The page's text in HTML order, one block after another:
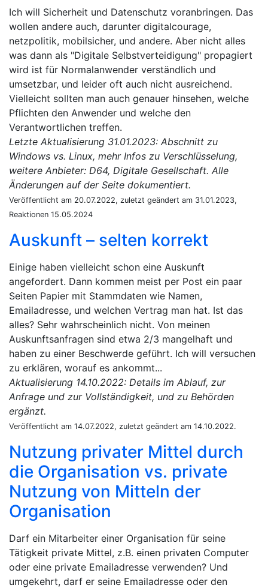
Ich will Sicherheit und Datenschutz voranbringen. Das
wollen andere auch, darunter digitalcourage,
netzpolitik, mobilsicher, und andere. Aber nicht alles
was dann als "Digitale Selbstverteidigung" propagiert
wird ist für Normalanwender verständlich und
umsetzbar, und leider oft auch nicht ausreichend.
Vielleicht sollten man auch genauer hinsehen, welche
Pflichten den Anwender und welche den
Verantwortlichen treffen.
Letzte Aktualisierung 31.01.2023: Abschnitt zu
Windows vs. Linux, mehr Infos zu Verschlüsselung,
weitere Anbieter: D64, Digitale Gesellschaft. Alle
Änderungen auf der Seite dokumentiert.
Veröffentlicht am 20.07.2022, zuletzt geändert am 31.01.2023,
Reaktionen 15.05.2024
Auskunft – selten korrekt
Einige haben vielleicht schon eine Auskunft
angefordert. Dann kommen meist per Post ein paar
Seiten Papier mit Stammdaten wie Namen,
Emailadresse, und welchen Vertrag man hat. Ist das
alles? Sehr wahrscheinlich nicht. Von meinen
Auskunftsanfragen sind etwa 2/3 mangelhaft und
haben zu einer Beschwerde geführt. Ich will versuchen
zu erklären, worauf es ankommt...
Aktualisierung 14.10.2022: Details im Ablauf, zur
Anfrage und zur Vollständigkeit, und zu Behörden
ergänzt.
Veröffentlicht am 14.07.2022, zuletzt geändert am 14.10.2022.
Nutzung privater Mittel durch
die Organisation vs. private
Nutzung von Mitteln der
Organisation
Darf ein Mitarbeiter einer Organisation für seine
Tätigkeit private Mittel, z.B. einen privaten Computer
oder eine private Emailadresse verwenden? Und
umgekehrt, darf er seine Emailadresse oder den